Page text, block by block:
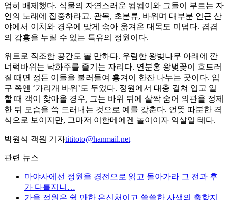
엄히 배제했다. 식물의 자연스러운 됨됨이와 그들이 부르는 자
연의 노래에 집중하라고. 관목, 초본류, 바위며 대부분 인근 산
야에서 이치와 경우에 맞게 솎아 옮겨온 대목도 미덥다. 겹겹
의 감흥을 누릴 수 있는 특유의 정원이다.
위트로 직조한 공간도 볼 만하다. 우람한 왕벚나무 아래에 깐
너럭바위는 낙화주를 즐기는 자리다. 연분홍 왕벚꽃이 흐드러
질 때면 정든 이들을 불러들여 흥겨이 한잔 나누는 곳이다. 입
구 쪽엔 ‘가리개 바위’도 두었다. 정원에서 대충 걸쳐 입고 일
할 때 객이 찾아올 경우, 그는 바위 뒤에 살짝 숨어 의관을 정제
한 뒤 모습을 쓱 드러내는 것으로 예를 갖춘다. 언뜻 따분한 격
식으로 보이지만, 그마저 이한메에겐 놀이이자 익살일 테다.
박원식 객원 기자tititoto@hanmail.net
관련 뉴스
마야사에선 정원을 경전으로 읽고 돌아가라 그 전과 후
가 다를지니…
가을 정원은 쉴 만한 은신처이고 쓸쓸한 사색의 출항지